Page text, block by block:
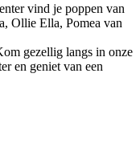
vind je poppen van
Ollie Ella, Pomea van
gezellig langs in onze
en geniet van een